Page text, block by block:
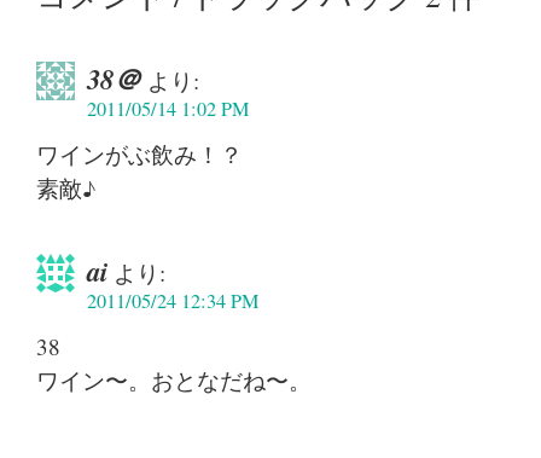
38＠ より:
2011/05/14 1:02 PM
ワインがぶ飲み！？
素敵♪
ai より:
2011/05/24 12:34 PM
38
ワイン〜。おとなだね〜。